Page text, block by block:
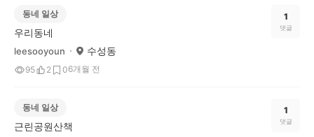
동네 일상
우리동네
leesooyoun 수성동
95 2 06개월 전
1
댓글
동네 일상
근린공원산책
1
댓글